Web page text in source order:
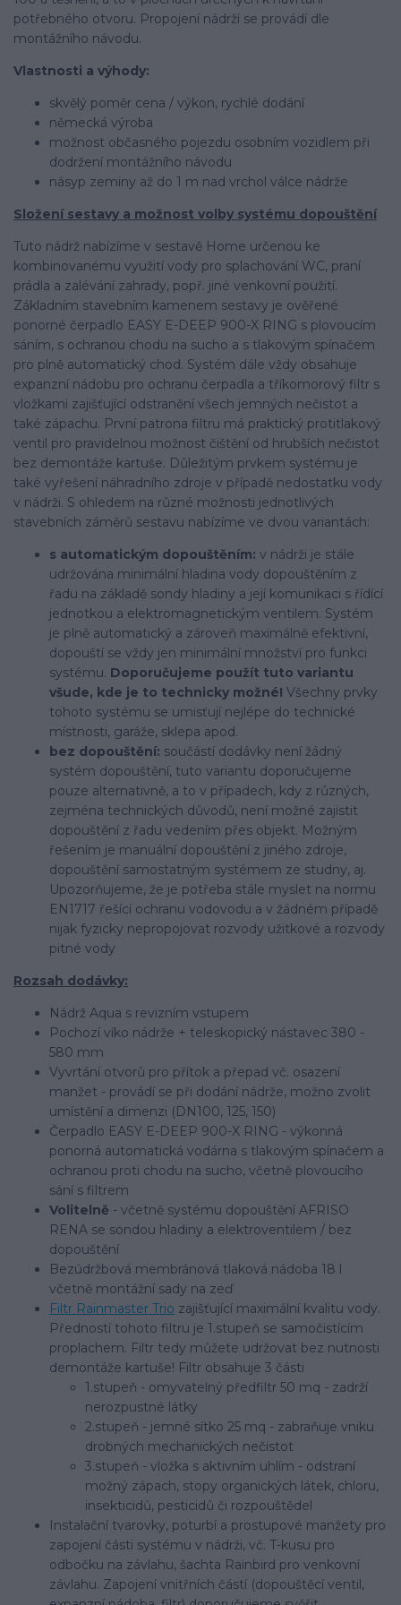
potřebného otvoru. Propojení nádrží se provádí dle
montážního návodu.
Vlastnosti a výhody:
skvělý poměr cena / výkon, rychlé dodání
německá výroba
možnost občasného pojezdu osobním vozidlem při
dodržení montážního návodu
násyp zeminy až do 1 m nad vrchol válce nádrže
Složení sestavy a možnost volby systému dopouštění
Tuto nádrž nabízíme v sestavě Home určenou ke
kombinovanému využití vody pro splachování WC, praní
prádla a zalévání zahrady, popř. jiné venkovní použití.
Základním stavebním kamenem sestavy je ověřené
ponorné čerpadlo EASY E-DEEP 900-X RING s plovoucím
sáním, s ochranou chodu na sucho a s tlakovým spínačem
pro plně automatický chod. Systém dále vždy obsahuje
expanzní nádobu pro ochranu čerpadla a tříkomorový filtr s
vložkami zajišťující odstranění všech jemných nečistot a
také zápachu. První patrona filtru má praktický protitlakový
ventil pro pravidelnou možnost čištění od hrubších nečistot
bez demontáže kartuše. Důležitým prvkem systému je
také vyřešení náhradního zdroje v případě nedostatku vody
v nádrži. S ohledem na různé možnosti jednotlivých
stavebních záměrů sestavu nabízíme ve dvou variantách:
s automatickým dopouštěním: v nádrži je stále
udržována minimální hladina vody dopouštěním z
řadu na základě sondy hladiny a její komunikaci s řídící
jednotkou a elektromagnetickým ventilem. Systém
je plně automatický a zároveň maximálně efektivní,
dopouští se vždy jen minimální množství pro funkci
systému. Doporučujeme použít tuto variantu
všude, kde je to technicky možné! Všechny prvky
tohoto systému se umisťují nejlépe do technické
místnosti, garáže, sklepa apod.
bez dopouštění: součástí dodávky není žádný
systém dopouštění, tuto variantu doporučujeme
pouze alternativně, a to v případech, kdy z různých,
zejména technických důvodů, není možné zajistit
dopouštění z řadu vedením přes objekt. Možným
řešením je manuální dopouštění z jiného zdroje,
dopouštění samostatným systémem ze studny, aj.
Upozorňujeme, že je potřeba stále myslet na normu
EN1717 řešící ochranu vodovodu a v žádném případě
nijak fyzicky nepropojovat rozvody užitkové a rozvody
pitné vody
Rozsah dodávky:
Nádrž Aqua s revizním vstupem
Pochozí víko nádrže + teleskopický nástavec 380 -
580 mm
Vyvrtání otvorů pro přítok a přepad vč. osazení
manžet - provádí se při dodání nádrže, možno zvolit
umístění a dimenzi (DN100, 125, 150)
Čerpadlo EASY E-DEEP 900-X RING - výkonná
ponorná automatická vodárna s tlakovým spínačem a
ochranou proti chodu na sucho, včetně plovoucího
sání s filtrem
Volitelně - včetně systému dopouštění AFRISO
RENA se sondou hladiny a elektroventilem / bez
dopouštění
Bezúdržbová membránová tlaková nádoba 18 l
včetně montážní sady na zeď
Filtr Rainmaster Trio zajišťující maximální kvalitu vody.
Předností tohoto filtru je 1.stupeň se samočistícím
proplachem. Filtr tedy můžete udržovat bez nutnosti
demontáže kartuše! Filtr obsahuje 3 části
1.stupeň - omyvatelný předfiltr 50 mq - zadrží
nerozpustné látky
2.stupeň - jemné sítko 25 mq - zabraňuje vniku
drobných mechanických nečistot
3.stupeň - vložka s aktivním uhlím - odstraní
možný zápach, stopy organických látek, chloru,
insekticidů, pesticidů či rozpouštědel
Instalační tvarovky, poturbí a prostupové manžety pro
zapojení části systému v nádrži, vč. T-kusu pro
odbočku na závlahu, šachta Rainbird pro venkovní
závlahu. Zapojení vnitřních částí (dopouštěcí ventil,